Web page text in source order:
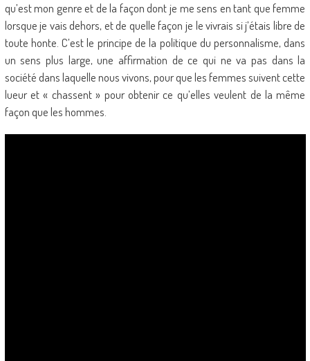
qu’est mon genre et de la façon dont je me sens en tant que femme
lorsque je vais dehors, et de quelle façon je le vivrais si j’étais libre de
toute honte. C’est le principe de la politique du personnalisme, dans
un sens plus large, une affirmation de ce qui ne va pas dans la
société dans laquelle nous vivons, pour que les femmes suivent cette
lueur et « chassent » pour obtenir ce qu’elles veulent de la même
façon que les hommes.